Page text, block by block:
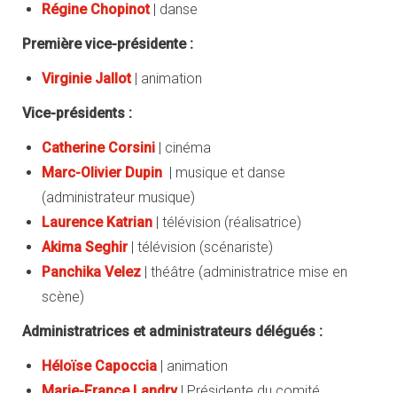
Régine Chopinot| danse
Première vice-présidente :
Virginie Jallot| animation
Vice-présidents :
Catherine Corsini | cinéma
Marc-Olivier Dupin | musique et danse
(administrateur musique)
Laurence Katrian | télévision (réalisatrice)
Akima Seghir| télévision (scénariste)
Panchika Velez | théâtre (administratrice mise en
scène)
Administratrices et administrateurs délégués :
Héloïse Capoccia | animation